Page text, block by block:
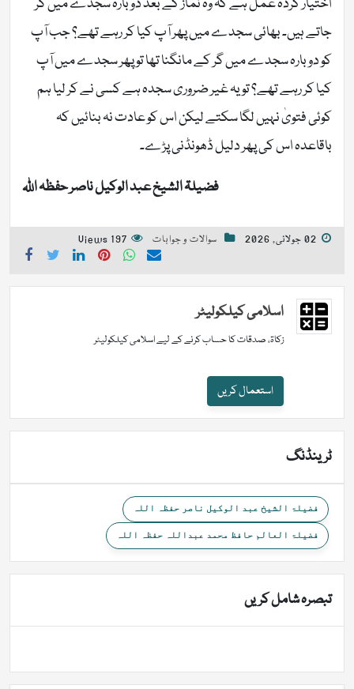
جاتے ہیں۔ بھائی سجدے میں پھر آپ کیا کر رہے تھے؟ جب آپ
کو دوبارہ سجدے میں گر کے مانگنا تھا تو پھر سجدے میں آپ
کیا کر رہے تھے؟ تو یہ غیر ضروری سجدہ ہے کسی نے کر لیا ہم
کوئی فتویٰ نہیں لگا سکتے لیکن اس کو عادت نہ بنائیں کہ
باقاعدہ اس کی پھر دلیل ڈھونڈنی پڑے۔
فضیلۃ الشیخ عبد الوکیل ناصر حفظہ اللہ
02 جولائی, 2026 سوالات و جوابات 197 Views
اسلامی کیلکولیٹر
زکاۃ، صدقات کا حساب کرنے کے لیے اسلامی کیلکولیٹر
استعمال کریں
ٹرینڈنگ
فضیلۃ الشیخ عبد الوکیل ناصر حفظہ اللہ
فضیلۃ العالم حافظ محمد عبداللہ حفظہ اللہ
تبصرہ شامل کریں